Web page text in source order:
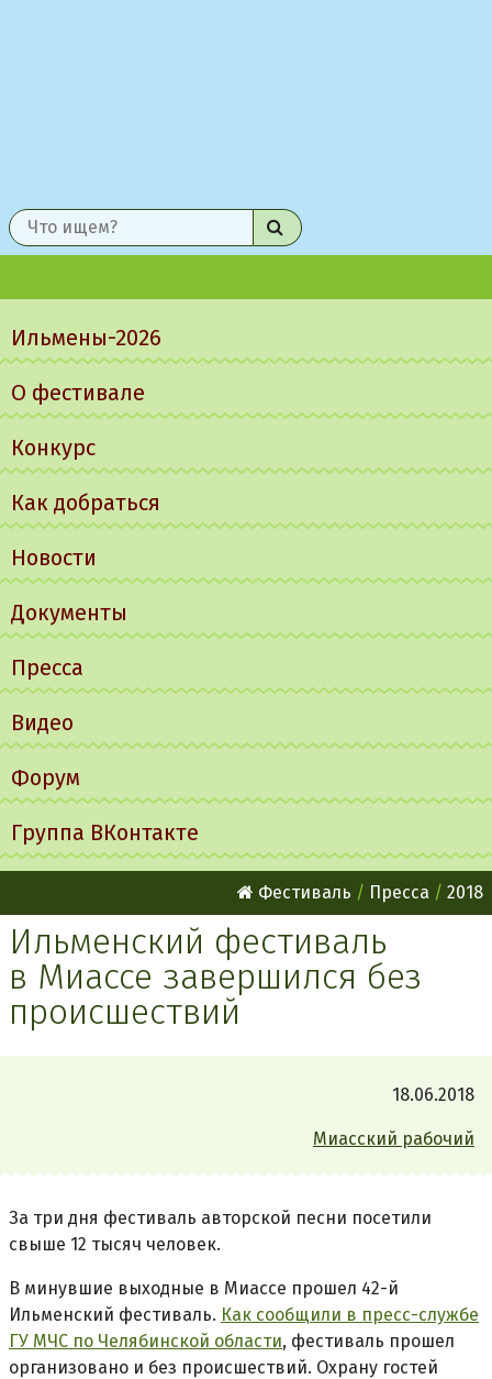
Найти
меню
Ильмены-2026
О фестивале
Конкурс
Как добраться
Новости
Документы
Пресса
Видео
Форум
Группа ВКонтакте
Фестиваль Пресса 2018
Ильменский фестиваль
в Миассе завершился без
происшествий
18.06.2018
Миасский рабочий
За три дня фестиваль авторской песни посетили
свыше 12 тысяч человек.
В минувшие выходные в Миассе прошел 42-й
Ильменский фестиваль. Как сообщили в пресс-службе
ГУ МЧС по Челябинской области, фестиваль прошел
организовано и без происшествий. Охрану гостей